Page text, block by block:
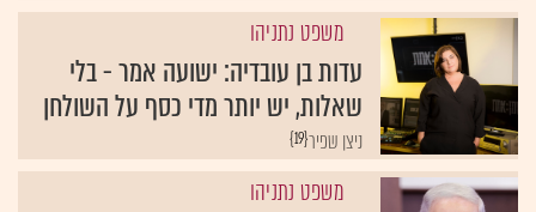
משפט נתניהו
עדות בן עובדיה: ישועה אמר - בלי
שאלות, יש יותר מדי כסף על השולחן
{19}ניצן שפיר
משפט נתניהו